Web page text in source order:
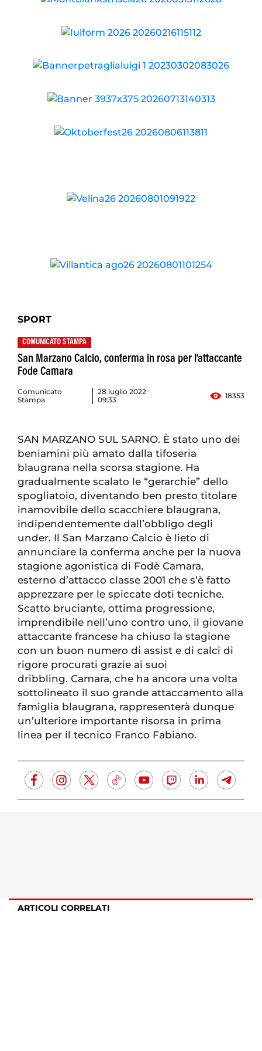
SPORT
COMUNICATO STAMPA
San Marzano Calcio, conferma in rosa per l'attaccante
Fode Camara
Comunicato
Stampa
28 luglio 2022
09:33
18353
SAN MARZANO SUL SARNO. È stato uno dei
beniamini più amato dalla tifoseria
blaugrana nella scorsa stagione. Ha
gradualmente scalato le “gerarchie” dello
spogliatoio, diventando ben presto titolare
inamovibile dello scacchiere blaugrana,
indipendentemente dall’obbligo degli
under. Il San Marzano Calcio è lieto di
annunciare la conferma anche per la nuova
stagione agonistica di Fodè Camara,
esterno d’attacco classe 2001 che s’è fatto
apprezzare per le spiccate doti tecniche.
Scatto bruciante, ottima progressione,
imprendibile nell’uno contro uno, il giovane
attaccante francese ha chiuso la stagione
con un buon numero di assist e di calci di
rigore procurati grazie ai suoi
dribbling. Camara, che ha ancora una volta
sottolineato il suo grande attaccamento alla
famiglia blaugrana, rappresenterà dunque
un’ulteriore importante risorsa in prima
linea per il tecnico Franco Fabiano.
ARTICOLI CORRELATI